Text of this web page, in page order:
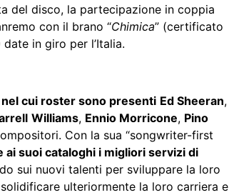
del disco, la partecipazione in coppia
con il brano “Chimica” (certificato
in giro per l’Italia.
nel cui roster sono presenti Ed Sheeran,
Williams, Ennio Morricone, Pino
Con la sua “songwriter-first
ai suoi cataloghi i migliori servizi di
sui nuovi talenti per sviluppare la loro
ulteriormente la loro carriera e